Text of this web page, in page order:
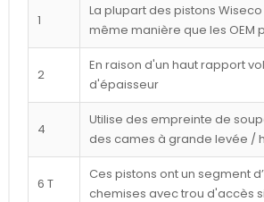
1
La plupart des pistons
même manière que les OEM
2
En raison d'un haut rapport
d'épaisseur
4
Utilise des empreinte de
des cames à grande levée /
6 T
Ces pistons ont un segment
chemises avec trou d'accès